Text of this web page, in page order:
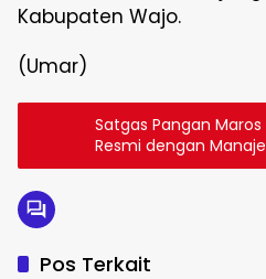
Kabupaten Wajo.
(Umar)
Satgas Pangan
Resmi dengan
Mandai Terkait
Pos Terkait